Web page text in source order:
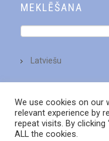
MEKLĒŠANA
Latviešu
We use cookies on our
relevant experience by
repeat visits. By
ALL the cookies.